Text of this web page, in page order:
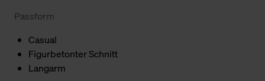
Passform
Casual
Figurbetonter Schnitt
Langarm